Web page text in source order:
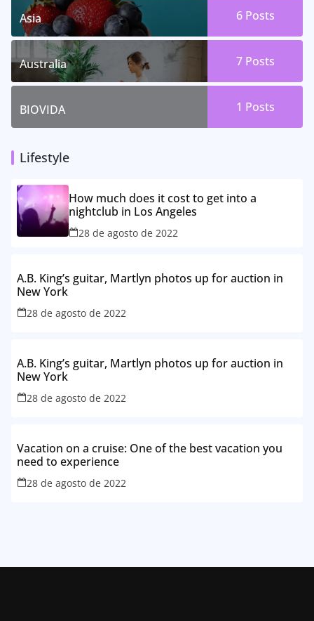
Asia 6 Posts
Australia 7 Posts
BIOVIDA 1 Posts
Lifestyle
How much does it cost to get into a
nightclub in Los Angeles
28 de agosto de 2022
A.B. King’s guitar, Martlyn photos up for auction in
New York
28 de agosto de 2022
A.B. King’s guitar, Martlyn photos up for auction in
New York
28 de agosto de 2022
Vacation on a cruise: One of the best vacation you
need to experience
28 de agosto de 2022